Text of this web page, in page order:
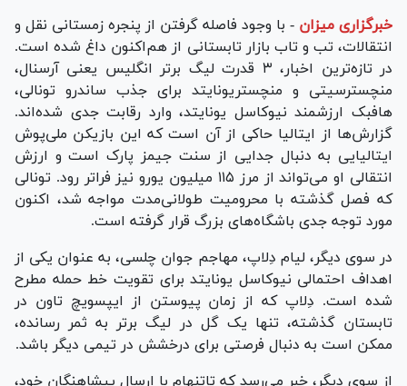
خبرگزاری میزان - با وجود فاصله گرفتن از پنجره زمستانی نقل و
انتقالات، تب و تاب بازار تابستانی از هم‌اکنون داغ شده است.
در تازه‌ترین اخبار، ۳ قدرت لیگ برتر انگلیس یعنی آرسنال،
منچسترسیتی و منچستریونایتد برای جذب ساندرو تونالی،
هافبک ارزشمند نیوکاسل یونایتد، وارد رقابت جدی شده‌اند.
گزارش‌ها از ایتالیا حاکی از آن است که این بازیکن ملی‌پوش
ایتالیایی به دنبال جدایی از سنت جیمز پارک است و ارزش
انتقالی او می‌تواند از مرز ۱۱۵ میلیون یورو نیز فراتر رود. تونالی
که فصل گذشته با محرومیت طولانی‌مدت مواجه شد، اکنون
مورد توجه جدی باشگاه‌های بزرگ قرار گرفته است.
در سوی دیگر، لیام دِلاپ، مهاجم جوان چلسی، به عنوان یکی از
اهداف احتمالی نیوکاسل یونایتد برای تقویت خط حمله مطرح
شده است. دِلاپ که از زمان پیوستن از ایپسویچ تاون در
تابستان گذشته، تنها یک گل در لیگ برتر به ثمر رسانده،
ممکن است به دنبال فرصتی برای درخشش در تیمی دیگر باشد.
از سوی دیگر، خبر می‌رسد که تاتنهام با ارسال پیشاهنگان خود،